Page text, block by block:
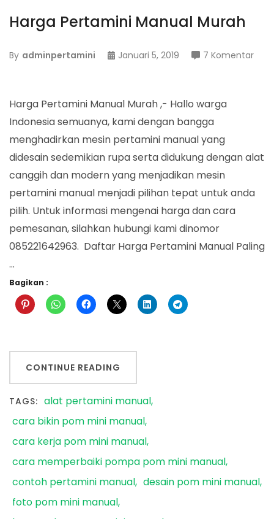
Harga Pertamini Manual Murah
By adminpertamini Januari 5, 2019 7 Komentar
Harga Pertamini Manual Murah ,- Hallo warga
Indonesia semuanya, kami dengan bangga
menghadirkan mesin pertamini manual yang
didesain sedemikian rupa serta didukung dengan alat
canggih dan modern yang menjadikan mesin
pertamini manual menjadi pilihan tepat untuk anda
pilih. Untuk informasi mengenai harga dan cara
pemesanan, silahkan hubungi kami dinomor
085221642963. Daftar Harga Pertamini Manual Paling
…
Bagikan :
CONTINUE READING
TAGS: alat pertamini manual
cara bikin pom mini manual
cara kerja pom mini manual
cara memperbaiki pompa pom mini manual
contoh pertamini manual desain pom mini manual
foto pom mini manual